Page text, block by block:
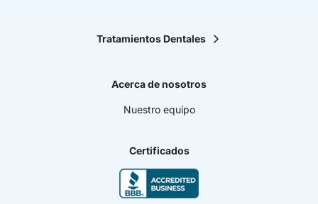
Tratamientos Dentales
Ortodoncia
Carillas Dentales
Diseño de sonrisa
Blanqueamiento Dental
Periodoncia
Odontopediatría
Acerca de nosotros
Nuestro equipo
Certificados